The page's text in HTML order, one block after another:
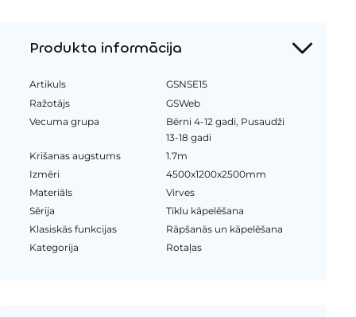
Produkta informācija
Artikuls
GSNSE15
Ražotājs
GSWeb
Vecuma grupa
Bērni 4-12 gadi, Pusaudži
13-18 gadi
Krišanas augstums
1.7m
Izmēri
4500x1200x2500mm
Materiāls
Virves
Sērija
Tīklu kāpelēšana
Klasiskās funkcijas
Rāpšanās un kāpelēšana
Kategorija
Rotaļas